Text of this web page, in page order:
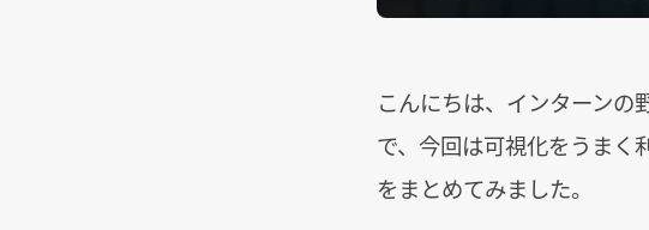
こんにちは、インターンの
で、今回は可視化をうまく
をまとめてみました。